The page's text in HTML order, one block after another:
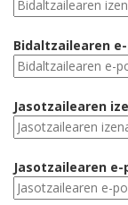
Bidaltzailearen
Jasotzailearen
Jasotzailearen